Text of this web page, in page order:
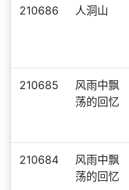
210686 人洞山
210685
风雨中飘
荡的回忆
210684
风雨中飘
荡的回忆